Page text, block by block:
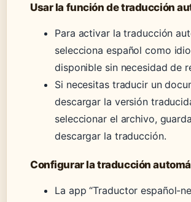
Usar la función de traducción
Para activar la traducción
selecciona español como
disponible sin necesidad de
Si necesitas traducir un
descargar la versión
seleccionar el archivo,
descargar la traducción.
Configurar la traducción
La app “Traductor español-